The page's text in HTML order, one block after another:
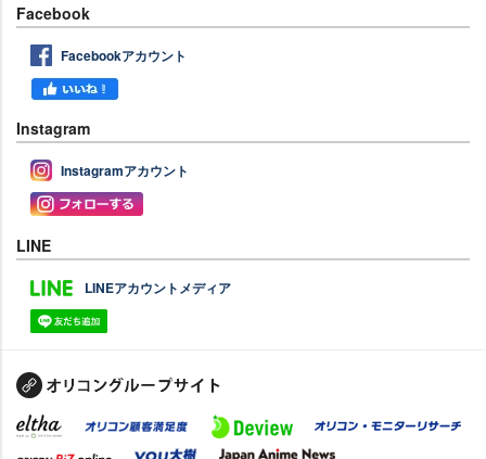
Facebook
Facebookアカウント
Instagram
Instagramアカウント
LINE
LINEアカウントメディア